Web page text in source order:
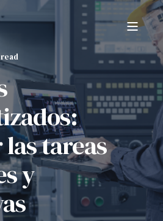
tareas
y